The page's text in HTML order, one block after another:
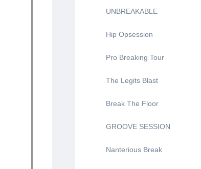
UNBREAKABLE
Hip Opsession
Pro Breaking Tour
The Legits Blast
Break The Floor
GROOVE SESSION
Nanterious Break